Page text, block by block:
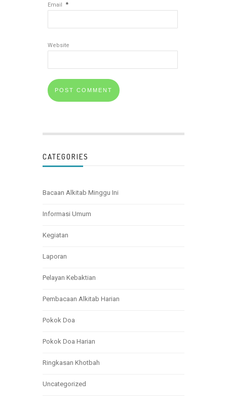
Email *
Website
CATEGORIES
Bacaan Alkitab Minggu Ini
Informasi Umum
Kegiatan
Laporan
Pelayan Kebaktian
Pembacaan Alkitab Harian
Pokok Doa
Pokok Doa Harian
Ringkasan Khotbah
Uncategorized